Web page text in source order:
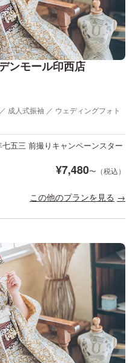
ンモール印西店
成人式振袖 ／ ウェディングフォト
七五三 前撮りキャンペーンスター
¥7,480〜（税込）
この他のプランを見る